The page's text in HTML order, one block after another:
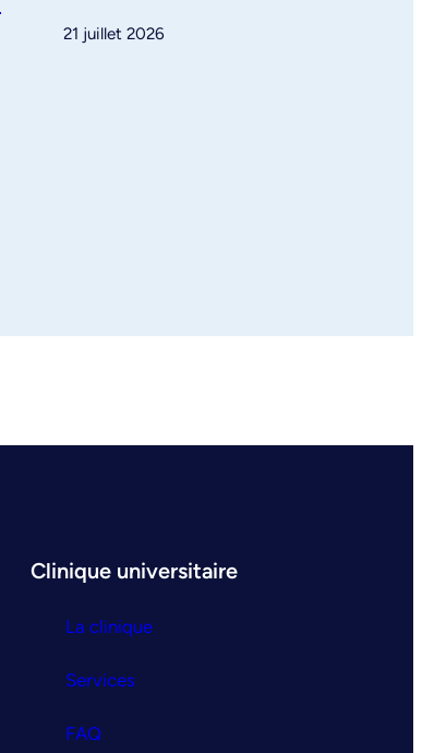
21 juillet 2026
Clinique universitaire
La clinique
Services
FAQ